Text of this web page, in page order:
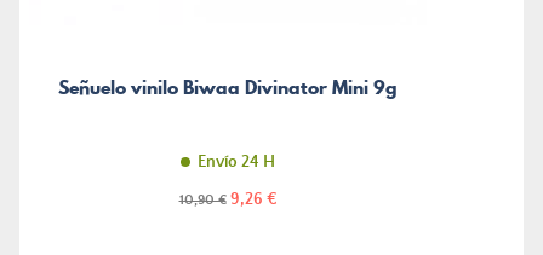
Señuelo vinilo Biwaa Divinator Mini 9g
Envío 24 H
Precio
10,90 € Precio
9,26 €